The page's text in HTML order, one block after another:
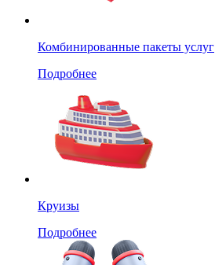
Комбинированные пакеты услуг
Подробнее
Круизы
Подробнее